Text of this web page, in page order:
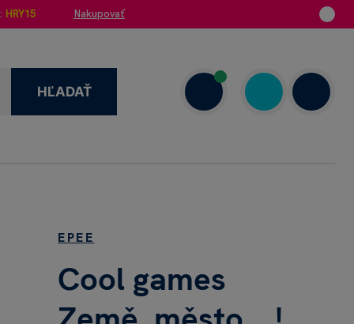
HRY15 Nakupovať
HĽADAŤ
EPEE
Cool games